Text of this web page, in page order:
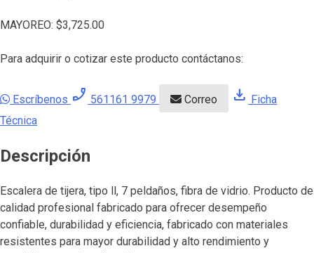
MAYOREO: $3,725.00
Para adquirir o cotizar este producto contáctanos:
Escríbenos phone_enabled 561161 9979 Correo download Ficha
Técnica
Descripción
Escalera de tijera, tipo ll, 7 peldaños, fibra de vidrio. Producto de
calidad profesional fabricado para ofrecer desempeño
confiable, durabilidad y eficiencia, fabricado con materiales
resistentes para mayor durabilidad y alto rendimiento y